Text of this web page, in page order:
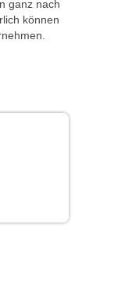
ganz nach
können